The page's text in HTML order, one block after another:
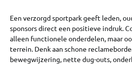
Een verzorgd sportpark geeft leden,
sponsors direct een positieve indruk.
alleen functionele onderdelen, maar
terrein. Denk aan schone
bewegwijzering, nette dug-outs,